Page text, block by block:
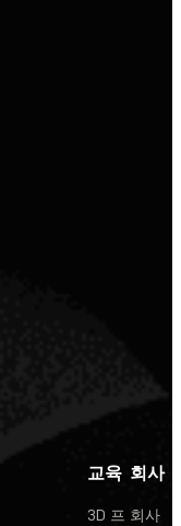
교육
3D 프
회사
회사